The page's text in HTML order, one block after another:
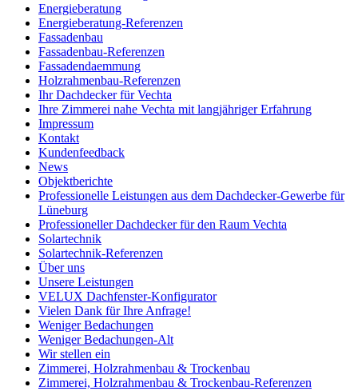
Energieberatung
Energieberatung-Referenzen
Fassadenbau
Fassadenbau-Referenzen
Fassadendaemmung
Holzrahmenbau-Referenzen
Ihr Dachdecker für Vechta
Ihre Zimmerei nahe Vechta mit langjähriger Erfahrung
Impressum
Kontakt
Kundenfeedback
News
Objektberichte
Professionelle Leistungen aus dem Dachdecker-Gewerbe für
Lüneburg
Professioneller Dachdecker für den Raum Vechta
Solartechnik
Solartechnik-Referenzen
Über uns
Unsere Leistungen
VELUX Dachfenster-Konfigurator
Vielen Dank für Ihre Anfrage!
Weniger Bedachungen
Weniger Bedachungen-Alt
Wir stellen ein
Zimmerei, Holzrahmenbau & Trockenbau
Zimmerei, Holzrahmenbau & Trockenbau-Referenzen